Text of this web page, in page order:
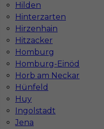
Hilden
Hinterzarten
Hirzenhain
Hitzacker
Homburg
Homburg-Einöd
Horb am Neckar
Hünfeld
Huy
Ingolstadt
Jena
InServ © 2014 – 2026 |
Witryna korzysta z
Ta witryna używa
personalizacji treści i
społecznościowych oraz